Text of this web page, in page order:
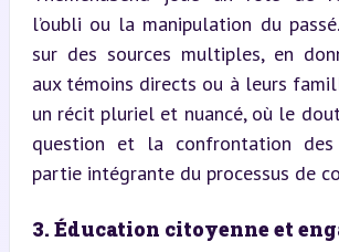
l’oubli ou la manipulation du
sur des sources multiples, en
aux témoins directs ou à leurs
un récit pluriel et nuancé, où le
question et la confrontation
partie intégrante du processus de
3. Éducation citoyenne et